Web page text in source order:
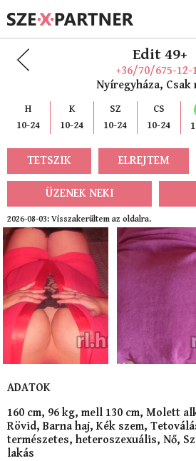
Edit 49+
+36/70/675-12-
Nyíregyháza, Csak
H
10-24
K
10-24
SZ
10-24
CS
10-24
TETSZIK ELREJTEM
ÜZENEK NEKI
2026-08-03: Visszakerültem az oldalra.
ADATOK
160 cm, 96 kg, mell 130 cm, Molett
Rövid, Barna haj, Kék szem,
természetes, heteroszexuális, Nő,
lakás